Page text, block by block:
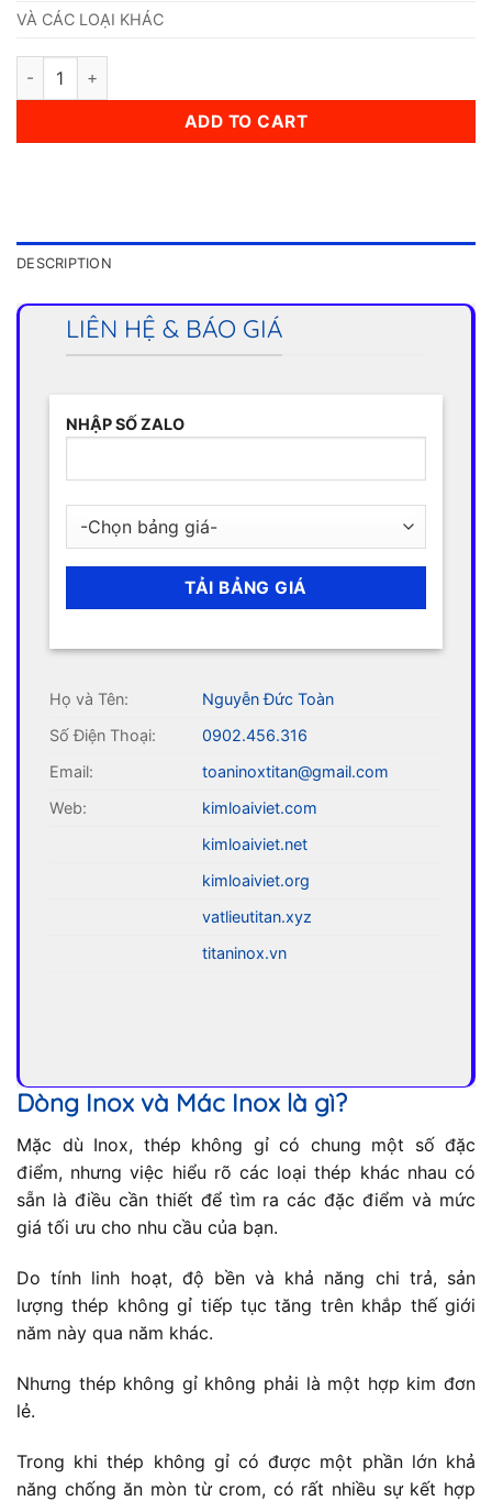
VÀ CÁC LOẠI KHÁC
Láp Inox 420 Phi 67mm quantity
ADD TO CART
DESCRIPTION
LIÊN HỆ & BÁO GIÁ
NHẬP SỐ ZALO
Họ và Tên:
Nguyễn Đức Toàn
Số Điện Thoại:
0902.456.316
Email:
toaninoxtitan@gmail.com
Web:
kimloaiviet.com
kimloaiviet.net
kimloaiviet.org
vatlieutitan.xyz
titaninox.vn
Dòng Inox và Mác Inox là gì?
Mặc dù Inox, thép không gỉ có chung một số đặc
điểm, nhưng việc hiểu rõ các loại thép khác nhau có
sẵn là điều cần thiết để tìm ra các đặc điểm và mức
giá tối ưu cho nhu cầu của bạn.
Do tính linh hoạt, độ bền và khả năng chi trả, sản
lượng thép không gỉ tiếp tục tăng trên khắp thế giới
năm này qua năm khác.
Nhưng thép không gỉ không phải là một hợp kim đơn
lẻ.
Trong khi thép không gỉ có được một phần lớn khả
năng chống ăn mòn từ crom, có rất nhiều sự kết hợp